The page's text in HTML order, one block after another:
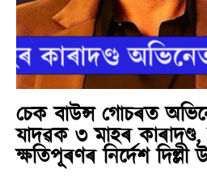
চেক বাউন্স গোচৰত
যাদৱক ৩ মাহৰ
ক্ষতিপূৰণৰ নিৰ্দেশ দিল্লী